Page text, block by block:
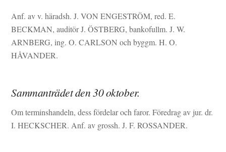
Anf. av v. häradsh. J. VON ENGESTRÖM, red. E.
BECKMAN, auditör J. ÖSTBERG, bankofullm. J. W.
ARNBERG, ing. O. CARLSON och byggm. H. O.
HÅVANDER.
Sammanträdet den 30 oktober.
Om terminshandeln, dess fördelar och faror. Föredrag av jur. dr.
I. HECKSCHER. Anf. av grossh. J. F. ROSSANDER.